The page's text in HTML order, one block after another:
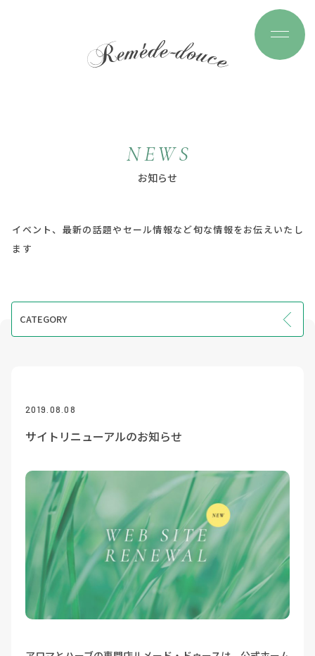
NEWS
お知らせ
イベント、最新の話題やセール情報など旬な情報をお伝えいたし
ます
CATEGORY
VOICE
2019.08.08
サイトリニューアルのお知らせ